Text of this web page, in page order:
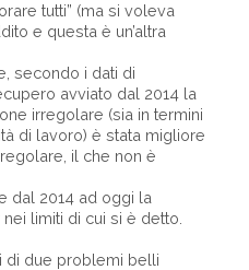
tutti” (ma si voleva
e questa è un’altra
secondo i dati di
avviato dal 2014 la
irregolare (sia in termini
di lavoro) è stata migliore
il che non è
dal 2014 ad oggi la
limiti di cui si è detto.
di due problemi belli